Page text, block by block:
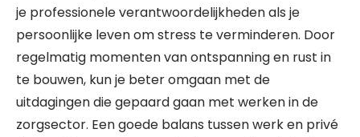
je professionele verantwoordelijkheden als je
persoonlijke leven om stress te verminderen. Door
regelmatig momenten van ontspanning en rust in
te bouwen, kun je beter omgaan met de
uitdagingen die gepaard gaan met werken in de
zorgsector. Een goede balans tussen werk en privé